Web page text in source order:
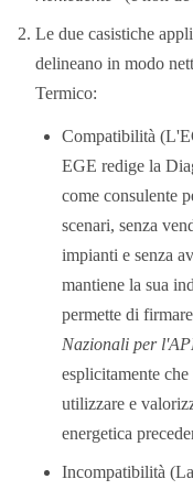
Le due casistiche
delineano in modo
Termico:
Compatibilità
EGE redige la
come consulente
scenari, senza
impianti e senza
mantiene la sua
permette di
Nazionali per
esplicitamente
utilizzare e
energetica
Incompatibilità